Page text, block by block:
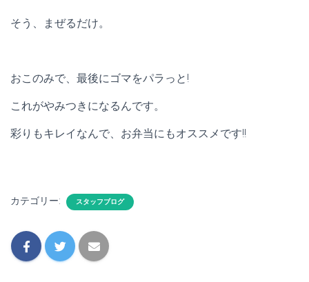
そう、まぜるだけ。
おこのみで、最後にゴマをパラっと!
これがやみつきになるんです。
彩りもキレイなんで、お弁当にもオススメです!!
カテゴリー: スタッフブログ